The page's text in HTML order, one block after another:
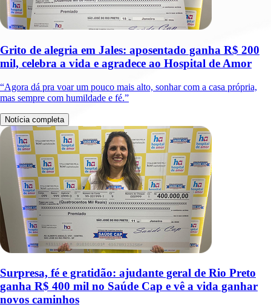
Grito de alegria em Jales: aposentado ganha R$ 200
mil, celebra a vida e agradece ao Hospital de Amor
“Agora dá pra voar um pouco mais alto, sonhar com a casa própria,
mas sempre com humildade e fé.”
Notícia completa
Surpresa, fé e gratidão: ajudante geral de Rio Preto
ganha R$ 400 mil no Saúde Cap e vê a vida ganhar
novos caminhos